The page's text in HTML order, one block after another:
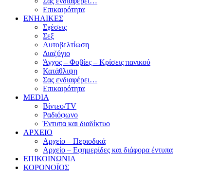
Επικαιρότητα
ΕΝΗΛΙΚΕΣ
Σχέσεις
Σεξ
Αυτοβελτίωση
Διαζύγιο
Άγχος – Φοβίες – Κρίσεις πανικού
Κατάθλιψη
Σας ενδιαφέρει…
Επικαιρότητα
MEDIA
Βίντεο/TV
Ραδιόφωνο
Έντυπα και διαδίκτυο
ΑΡΧΕΙΟ
Αρχείο – Περιοδικά
Αρχείο – Εφημερίδες και διάφορα έντυπα
ΕΠΙΚΟΙΝΩΝΙΑ
ΚΟΡΟΝΟΪΟΣ